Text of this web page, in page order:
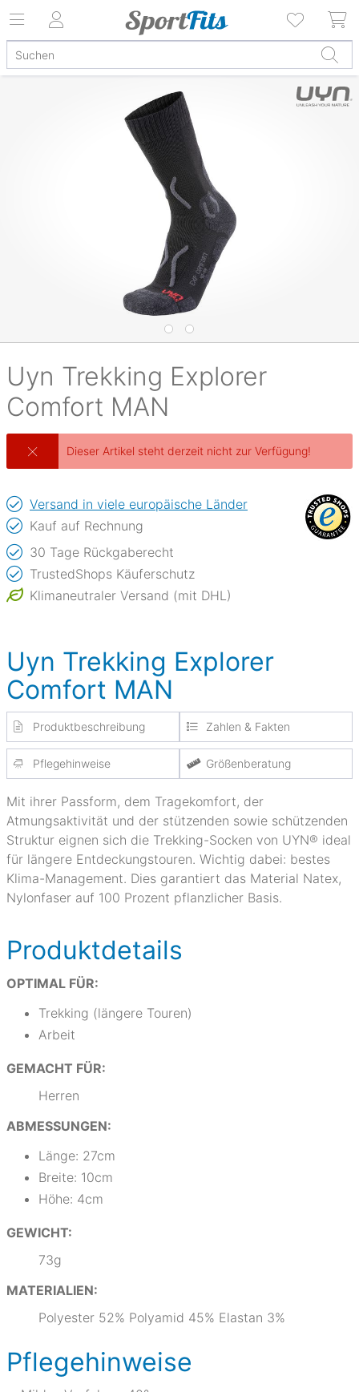
Uyn Trekking Explorer
Comfort MAN
Dieser Artikel steht derzeit nicht zur Verfügung!
Versand in viele europäische Länder
Kauf auf Rechnung
30 Tage Rückgaberecht
TrustedShops Käuferschutz
Klimaneutraler Versand (mit DHL)
Uyn Trekking Explorer
Comfort MAN
Produktbeschreibung Zahlen & Fakten
Pflegehinweise Größenberatung
Mit ihrer Passform, dem Tragekomfort, der
Atmungsaktivität und der stützenden sowie schützenden
Struktur eignen sich die Trekking-Socken von UYN® ideal
für längere Entdeckungstouren. Wichtig dabei: bestes
Klima-Management. Dies garantiert das Material Natex,
Nylonfaser auf 100 Prozent pflanzlicher Basis.
Produktdetails
OPTIMAL FÜR:
Trekking (längere Touren)
Arbeit
GEMACHT FÜR:
Herren
ABMESSUNGEN:
Länge: 27cm
Breite: 10cm
Höhe: 4cm
GEWICHT:
73g
MATERIALIEN:
Polyester 52% Polyamid 45% Elastan 3%
Pflegehinweise